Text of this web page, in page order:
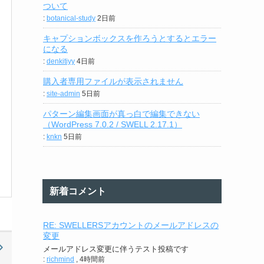
ついて
: botanical-study 2日前
キャプションボックスを作ろうとするとエラー
になる
: denkitiyy 4日前
購入者専用ファイルが表示されません
: site-admin 5日前
パターン編集画面が真っ白で編集できない
（WordPress 7.0.2 / SWELL 2.17.1）
: knkn 5日前
新着コメント
RE: SWELLERSアカウントのメールアドレスの
変更
メールアドレス変更に伴うテスト投稿です
: richmind 4時間前